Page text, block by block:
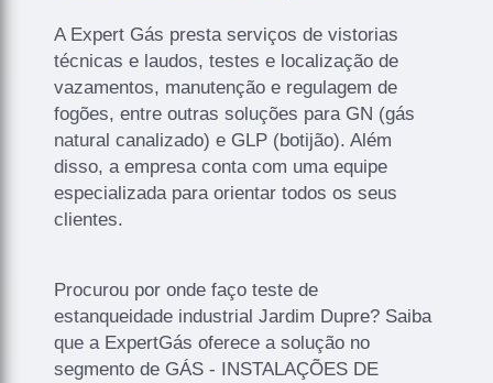
A Expert Gás presta serviços de vistorias
técnicas e laudos, testes e localização de
vazamentos, manutenção e regulagem de
fogões, entre outras soluções para GN (gás
natural canalizado) e GLP (botijão). Além
disso, a empresa conta com uma equipe
especializada para orientar todos os seus
clientes.
Procurou por onde faço teste de
estanqueidade industrial Jardim Dupre? Saiba
que a ExpertGás oferece a solução no
segmento de GÁS - INSTALAÇÕES DE